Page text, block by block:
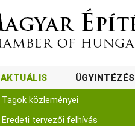
AKTUÁLIS ÜGYINTÉZÉS
Tagok közleményei
Eredeti tervezői felhívás